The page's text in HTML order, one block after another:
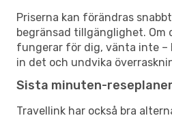
Priserna kan förändras
begränsad tillgänglighet. Om
fungerar för dig, vänta inte
in det och undvika
Sista minuten-reseplaner
Travellink har också bra